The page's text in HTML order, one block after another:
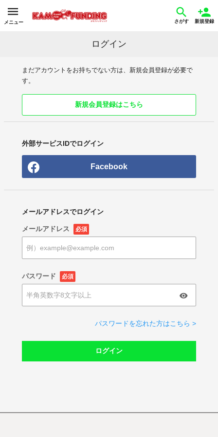
メニュー さがす 新規登録
ログイン
まだアカウントをお持ちでない方は、新規会員登録が必要で
す。
新規会員登録はこちら
外部サービスIDでログイン
Facebook
メールアドレスでログイン
メールアドレス 必須
パスワード 必須
パスワードを忘れた方はこちら >
ログイン